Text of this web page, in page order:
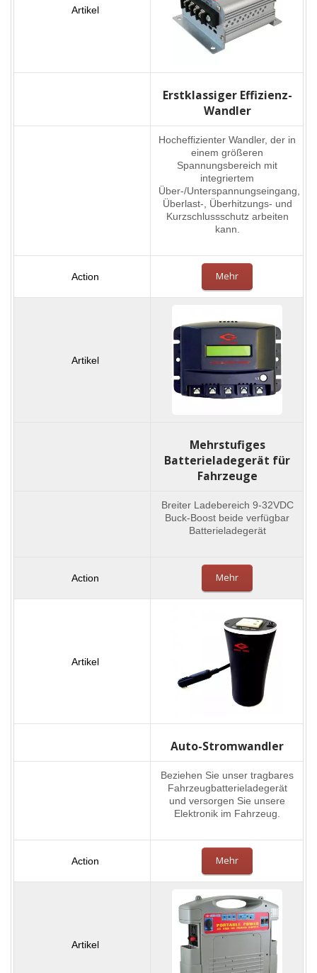
Erstklassiger Effizienz-
Wandler
Hocheffizienter Wandler, der in
einem größeren
Spannungsbereich mit
integriertem
Über-/Unterspannungseingang,
Überlast-, Überhitzungs- und
Kurzschlussschutz arbeiten
kann.
Mehr
Mehrstufiges
Batterieladegerät für
Fahrzeuge
Breiter Ladebereich 9-32VDC
Buck-Boost beide verfügbar
Batterieladegerät
Mehr
Auto-Stromwandler
Beziehen Sie unser tragbares
Fahrzeugbatterieladegerät
und versorgen Sie unsere
Elektronik im Fahrzeug.
Mehr